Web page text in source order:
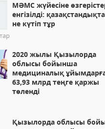
МӘМС жүйесіне
енгізілді:
не күтіп тұр
2020 жылы Қызылорда
облысы бойынша
медициналық
63,93 млрд теңге қаржы
төленді
Қызылорда облысы